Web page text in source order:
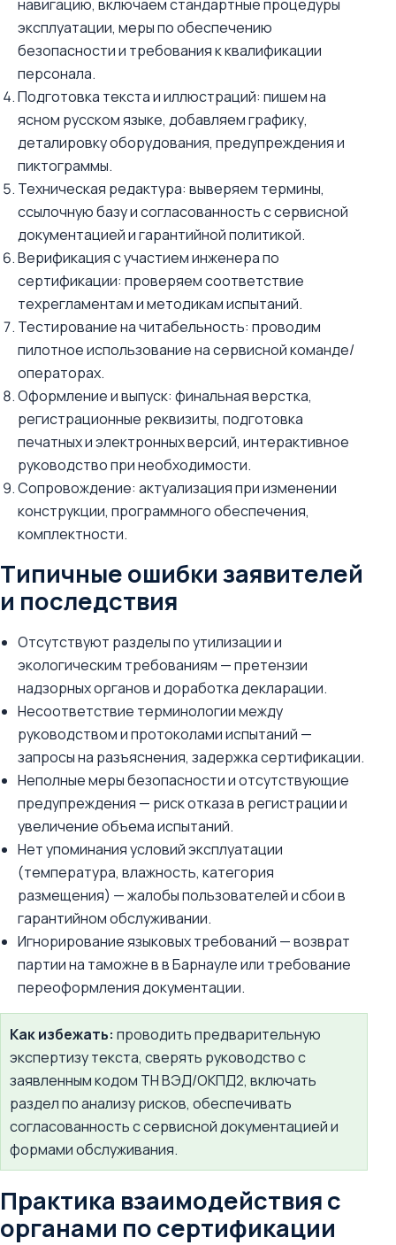
навигацию, включаем стандартные процедуры
эксплуатации, меры по обеспечению
безопасности и требования к квалификации
персонала.
Подготовка текста и иллюстраций: пишем на
ясном русском языке, добавляем графику,
деталировку оборудования, предупреждения и
пиктограммы.
Техническая редактура: выверяем термины,
ссылочную базу и согласованность с сервисной
документацией и гарантийной политикой.
Верификация с участием инженера по
сертификации: проверяем соответствие
техрегламентам и методикам испытаний.
Тестирование на читабельность: проводим
пилотное использование на сервисной команде/
операторах.
Оформление и выпуск: финальная верстка,
регистрационные реквизиты, подготовка
печатных и электронных версий, интерактивное
руководство при необходимости.
Сопровождение: актуализация при изменении
конструкции, программного обеспечения,
комплектности.
Типичные ошибки заявителей
и последствия
Отсутствуют разделы по утилизации и
экологическим требованиям — претензии
надзорных органов и доработка декларации.
Несоответствие терминологии между
руководством и протоколами испытаний —
запросы на разъяснения, задержка сертификации.
Неполные меры безопасности и отсутствующие
предупреждения — риск отказа в регистрации и
увеличение объема испытаний.
Нет упоминания условий эксплуатации
(температура, влажность, категория
размещения) — жалобы пользователей и сбои в
гарантийном обслуживании.
Игнорирование языковых требований — возврат
партии на таможне в в Барнауле или требование
переоформления документации.
Как избежать: проводить предварительную
экспертизу текста, сверять руководство с
заявленным кодом ТН ВЭД/ОКПД2, включать
раздел по анализу рисков, обеспечивать
согласованность с сервисной документацией и
формами обслуживания.
Практика взаимодействия с
органами по сертификации